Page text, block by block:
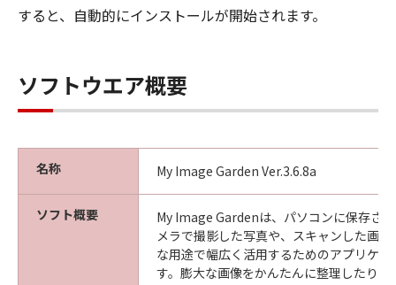
すると、自動的にインストールが開始されます。
ソフトウエア概要
名称 My Image Garden Ver.3.6.8a
ソフト概要
My Image Gardenは、パソコンに保存さ
メラで撮影した写真や、スキャンした画
な用途で幅広く活用するためのアプリケ
す。膨大な画像をかんたんに整理したり、